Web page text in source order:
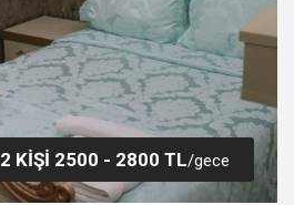
2 KİŞİ 2500 - 2800 TL/gece